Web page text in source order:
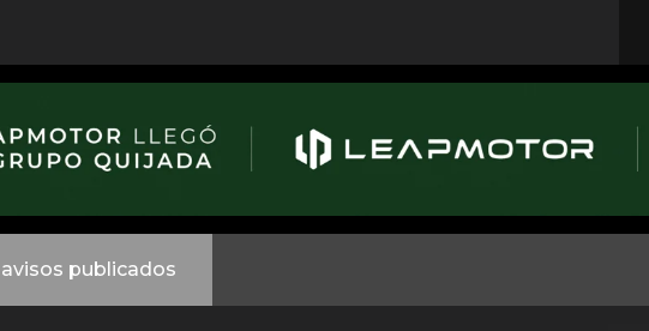
publicados